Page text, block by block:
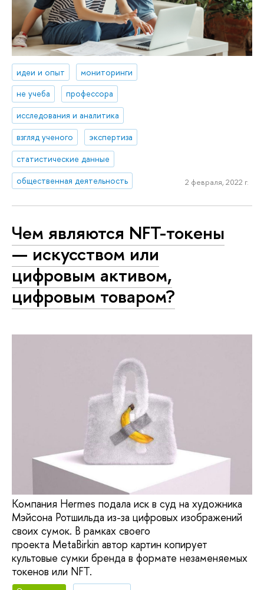
идеи и опыт
мониторинги
не учеба
профессора
исследования и аналитика
взгляд ученого
экспертиза
статистические данные
общественная деятельность
2 февраля, 2022 г.
Чем являются NFT-токены
— искусством или
цифровым активом,
цифровым товаром?
Компания Hermes подала иск в суд на художника
Мэйсона Ротшильда из-за цифровых изображений
своих сумок. В рамках своего
проекта MetaBirkin автор картин копирует
культовые сумки бренда в формате незаменяемых
токенов или NFT.